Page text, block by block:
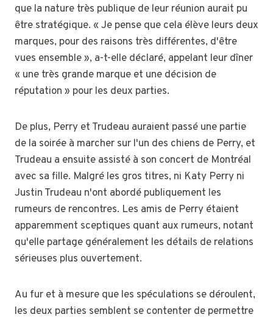
que la nature très publique de leur réunion aurait pu
être stratégique. « Je pense que cela élève leurs deux
marques, pour des raisons très différentes, d'être
vues ensemble », a-t-elle déclaré, appelant leur dîner
« une très grande marque et une décision de
réputation » pour les deux parties.
De plus, Perry et Trudeau auraient passé une partie
de la soirée à marcher sur l'un des chiens de Perry, et
Trudeau a ensuite assisté à son concert de Montréal
avec sa fille. Malgré les gros titres, ni Katy Perry ni
Justin Trudeau n'ont abordé publiquement les
rumeurs de rencontres. Les amis de Perry étaient
apparemment sceptiques quant aux rumeurs, notant
qu'elle partage généralement les détails de relations
sérieuses plus ouvertement.
Au fur et à mesure que les spéculations se déroulent,
les deux parties semblent se contenter de permettre